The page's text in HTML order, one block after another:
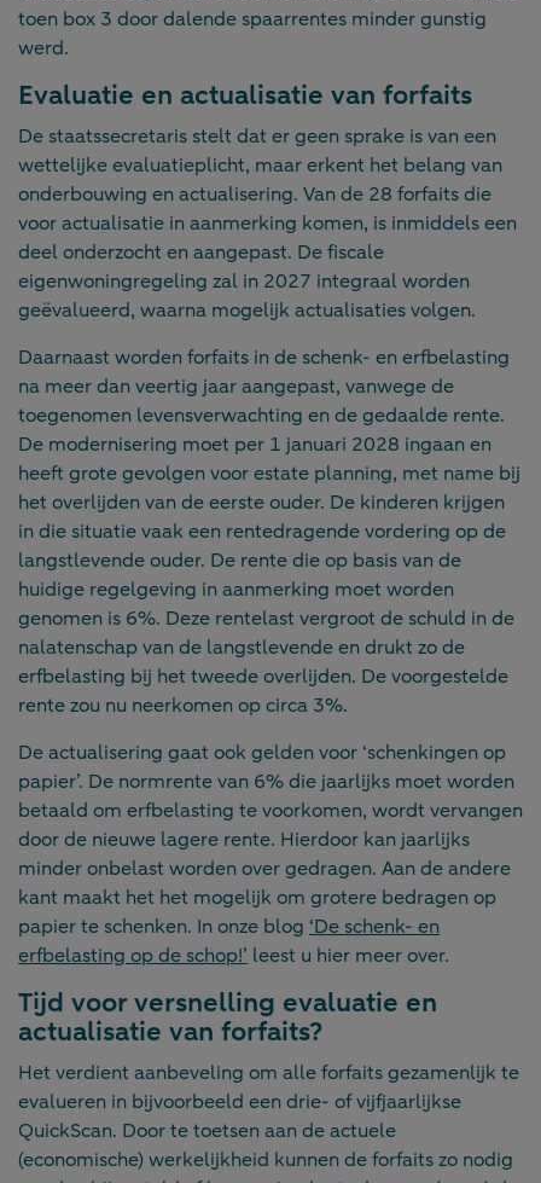
toen box 3 door dalende spaarrentes minder gunstig
werd.
Evaluatie en actualisatie van forfaits
De staatssecretaris stelt dat er geen sprake is van een
wettelijke evaluatieplicht, maar erkent het belang van
onderbouwing en actualisering. Van de 28 forfaits die
voor actualisatie in aanmerking komen, is inmiddels een
deel onderzocht en aangepast. De fiscale
eigenwoningregeling zal in 2027 integraal worden
geëvalueerd, waarna mogelijk actualisaties volgen.
Daarnaast worden forfaits in de schenk- en erfbelasting
na meer dan veertig jaar aangepast, vanwege de
toegenomen levensverwachting en de gedaalde rente.
De modernisering moet per 1 januari 2028 ingaan en
heeft grote gevolgen voor estate planning, met name bij
het overlijden van de eerste ouder. De kinderen krijgen
in die situatie vaak een rentedragende vordering op de
langstlevende ouder. De rente die op basis van de
huidige regelgeving in aanmerking moet worden
genomen is 6%. Deze rentelast vergroot de schuld in de
nalatenschap van de langstlevende en drukt zo de
erfbelasting bij het tweede overlijden. De voorgestelde
rente zou nu neerkomen op circa 3%.
De actualisering gaat ook gelden voor ‘schenkingen op
papier’. De normrente van 6% die jaarlijks moet worden
betaald om erfbelasting te voorkomen, wordt vervangen
door de nieuwe lagere rente. Hierdoor kan jaarlijks
minder onbelast worden over gedragen. Aan de andere
kant maakt het het mogelijk om grotere bedragen op
papier te schenken. In onze blog ‘De schenk- en
erfbelasting op de schop!’ leest u hier meer over.
Tijd voor versnelling evaluatie en
actualisatie van forfaits?
Het verdient aanbeveling om alle forfaits gezamenlijk te
evalueren in bijvoorbeeld een drie- of vijfjaarlijkse
QuickScan. Door te toetsen aan de actuele
(economische) werkelijkheid kunnen de forfaits zo nodig